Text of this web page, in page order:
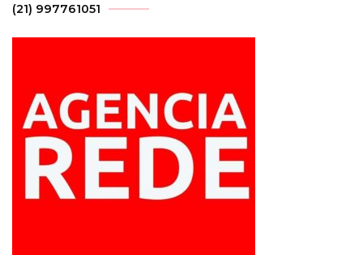
(21) 997761051